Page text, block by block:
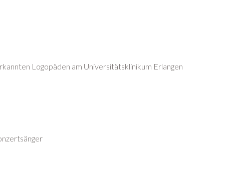
Logopäden am Universitätsklinikum Erlangen